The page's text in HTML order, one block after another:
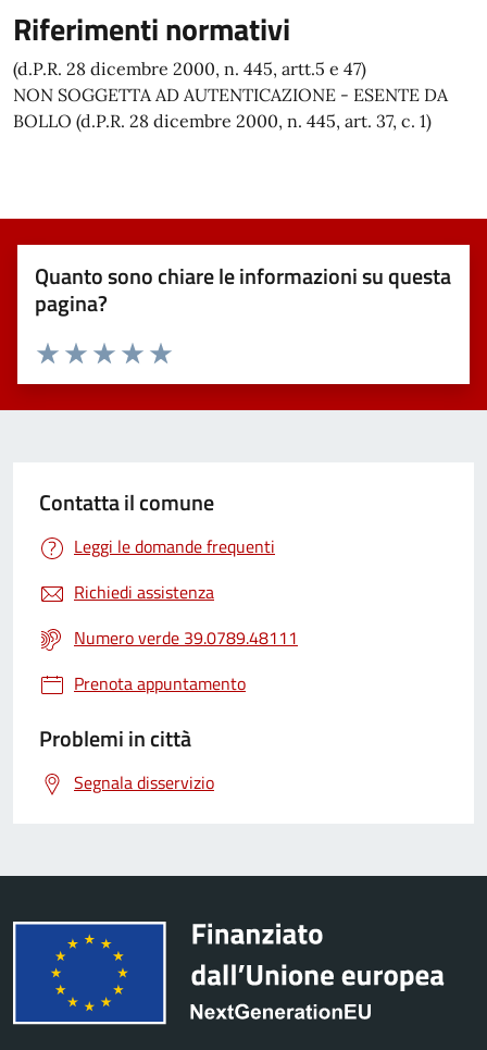
Riferimenti normativi
(d.P.R. 28 dicembre 2000, n. 445, artt.5 e 47)
NON SOGGETTA AD AUTENTICAZIONE - ESENTE DA
BOLLO (d.P.R. 28 dicembre 2000, n. 445, art. 37, c. 1)
Quanto sono chiare le informazioni su questa
pagina?
Valuta 5 stelle su 5
Valuta 4 stelle su 5
Valuta 3 stelle su 5
Valuta 2 stelle su 5
Valuta 1 stelle su 5
Contatta il comune
Leggi le domande frequenti
Richiedi assistenza
Numero verde 39.0789.48111
Prenota appuntamento
Problemi in città
Segnala disservizio